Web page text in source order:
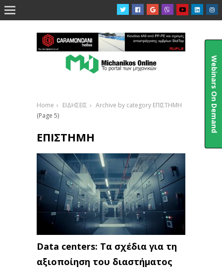

Home ΕΙΔΗΣΕΙΣ
Archive by category ΕΠΙΣΤΗΜΗ
(Page 5)
ΕΠΙΣΤΗΜΗ
Data centers: Τα σχέδια για τη
αξιοποίηση του διαστήματος
Webinars On Demand